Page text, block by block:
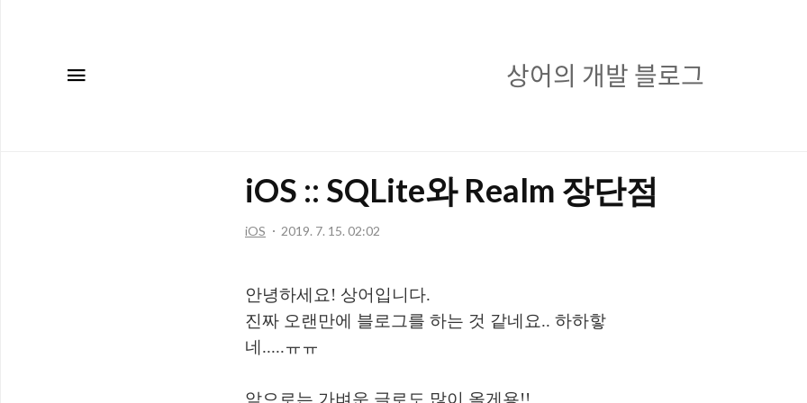
상
어
개
발
그
상어의 개발 블로그
iOS :: SQLite와 Realm 장단점
iOS 2019. 7. 15. 02:02
안녕하세요! 상어입니다.
진짜 오랜만에 블로그를 하는 것 같네요.. 하하핳
네.....ㅠㅠ
앞으로는 가벼운 글로도 많이 올게용!!